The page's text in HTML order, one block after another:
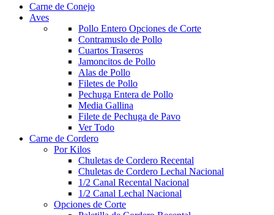
Carne de Conejo
Aves
Pollo Entero Opciones de Corte
Contramuslo de Pollo
Cuartos Traseros
Jamoncitos de Pollo
Alas de Pollo
Filetes de Pollo
Pechuga Entera de Pollo
Media Gallina
Filete de Pechuga de Pavo
Ver Todo
Carne de Cordero
Por Kilos
Chuletas de Cordero Recental
Chuletas de Cordero Lechal Nacional
1/2 Canal Recental Nacional
1/2 Canal Lechal Nacional
Opciones de Corte